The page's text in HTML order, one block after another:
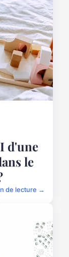
d'une
le
de lecture →